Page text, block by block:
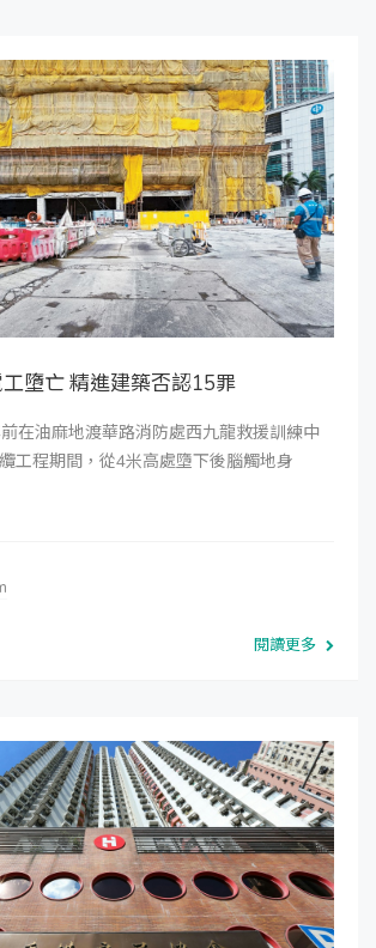
墮亡 精進建築否認15罪
在油麻地渡華路消防處西九龍救援訓練中
工程期間，從4米高處墮下後腦觸地身
閱讀更多